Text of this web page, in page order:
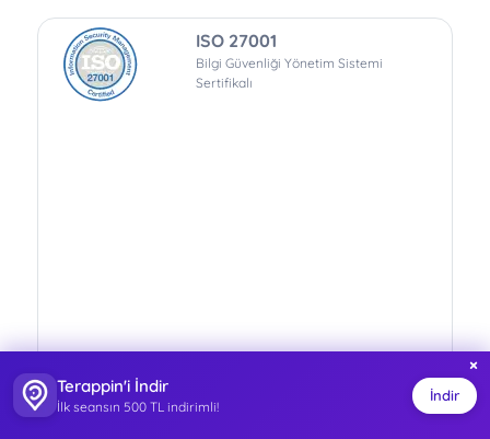
ISO 27001
Bilgi Güvenliği Yönetim Sistemi
Sertifikalı
×
Terappin'i İndir
İlk seansın 500 TL indirimli!
İndir